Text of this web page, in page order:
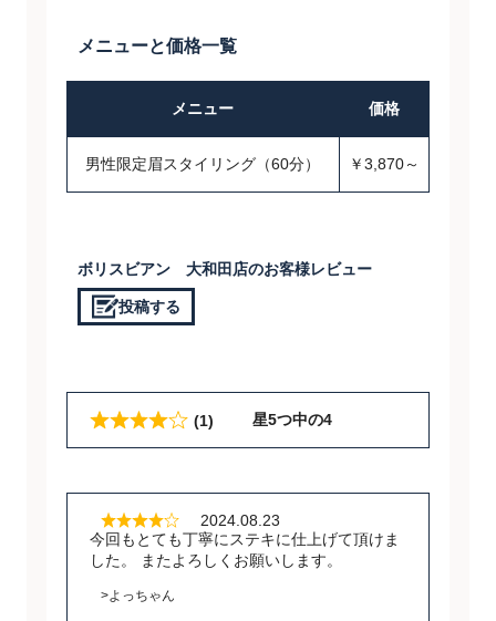
メニューと価格一覧
メニュー 価格
男性限定眉スタイリング（60分） ￥3,870～
ボリスビアン 大和田店のお客様レビュー
投稿する
(1) 星5つ中の4
2024.08.23
今回もとても丁寧にステキに仕上げて頂けま
した。 またよろしくお願いします。
>よっちゃん